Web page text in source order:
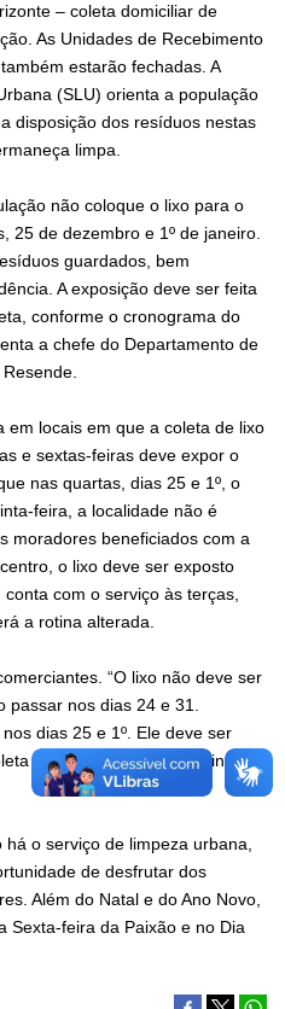
– coleta domiciliar de
As Unidades de Recebimento
estarão fechadas. A
(SLU) orienta a população
disposição dos resíduos nestas
limpa.
não coloque o lixo para o
25 de dezembro e 1º de janeiro.
guardados, bem
A exposição deve ser feita
conforme o cronograma do
a chefe do Departamento de
em locais em que a coleta de lixo
e sextas-feiras deve expor o
nas quartas, dias 25 e 1º, o
feira, a localidade não é
moradores beneficiados com a
o lixo deve ser exposto
com o serviço às terças,
a rotina alterada.
“O lixo não deve ser
passar nos dias 24 e 31.
dias 25 e 1º. Ele deve ser
somente nos dias seguintes
o serviço de limpeza urbana,
de desfrutar dos
Além do Natal e do Ano Novo,
Sexta-feira da Paixão e no Dia